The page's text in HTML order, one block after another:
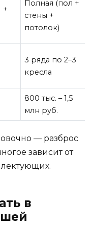
+
Полная (пол +
стены +
потолок)
3 ряда по 2–3
кресла
800 тыс. – 1,5
млн руб.
— разброс
зависит от
в